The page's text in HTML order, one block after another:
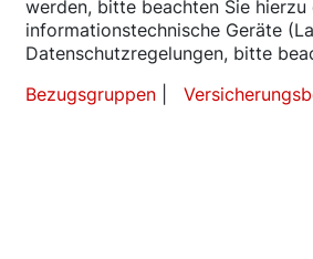
werden, bitte beachten Sie hierzu
informationstechnische Geräte
Datenschutzregelungen, bitte
Bezugsgruppen